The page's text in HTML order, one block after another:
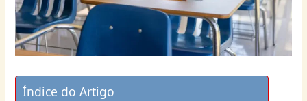
Índice do Artigo